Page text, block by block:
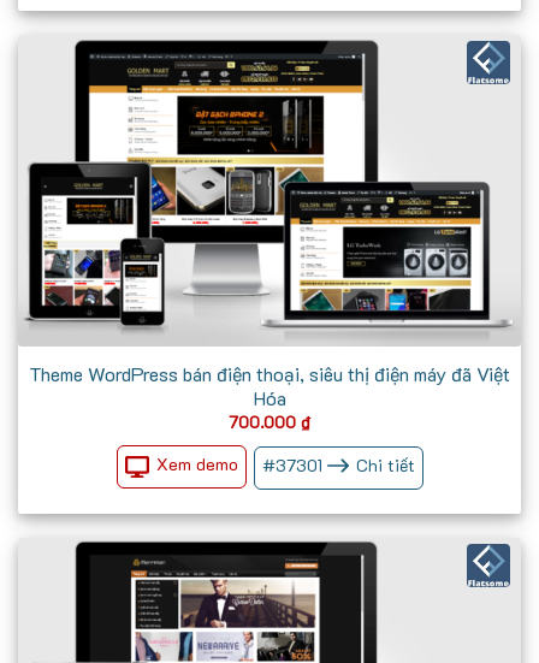
Theme WordPress bán điện thoại, siêu thị điện máy đã Việt
Hóa
700.000 ₫
Xem demo #37301 Chi tiết